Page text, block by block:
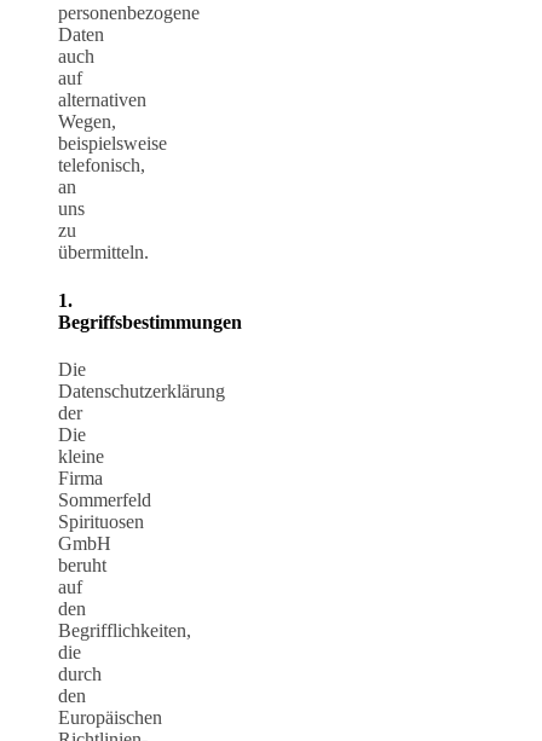
personenbezogene
Daten
auch
auf
alternativen
Wegen,
beispielsweise
telefonisch,
an
uns
zu
übermitteln.
1.
Begriffsbestimmungen
Die
Datenschutzerklärung
der
Die
kleine
Firma
Sommerfeld
Spirituosen
GmbH
beruht
auf
den
Begrifflichkeiten,
die
durch
den
Europäischen